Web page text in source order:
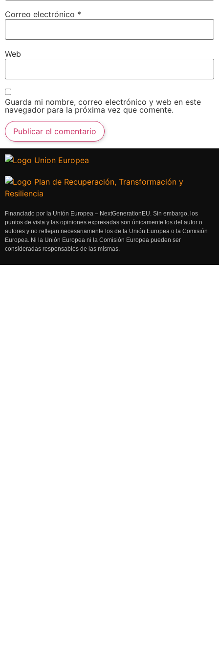
Correo electrónico *
Web
Guarda mi nombre, correo electrónico y web en este
navegador para la próxima vez que comente.
Financiado por la Unión Europea – NextGenerationEU. Sin embargo, los
puntos de vista y las opiniones expresadas son únicamente los del autor o
autores y no reflejan necesariamente los de la Unión Europea o la Comisión
Europea. Ni la Unión Europea ni la Comisión Europea pueden ser
consideradas responsables de las mismas.